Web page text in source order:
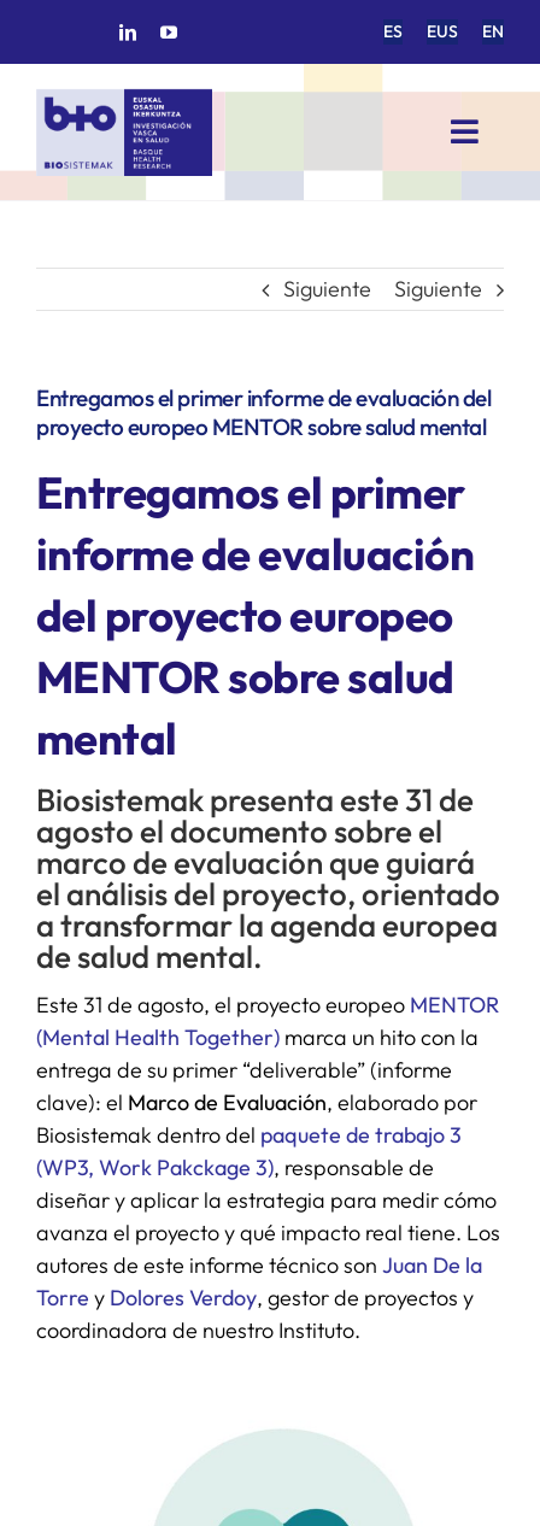
ES EUS EN
Toggle
INICIO
GRUPOS DE INVESTIGACIÓN
PROYECTOS/COLABORACIONES
SERVICIOS
APOYO I+D+I
NOTICIAS
Siguiente Siguiente
Entregamos el primer informe de evaluación del
proyecto europeo MENTOR sobre salud mental
Entregamos el primer
informe de evaluación
del proyecto europeo
MENTOR sobre salud
mental
Biosistemak presenta este 31 de
agosto el documento sobre el
marco de evaluación que guiará
el análisis del proyecto, orientado
a transformar la agenda europea
de salud mental.
Este 31 de agosto, el proyecto europeo MENTOR
(Mental Health Together)marca un hito con la
entrega de su primer “deliverable” (informe
clave): el Marco de Evaluación, elaborado por
Biosistemak dentro del paquete de trabajo 3
(WP3, Work Pakckage 3), responsable de
diseñar y aplicar la estrategia para medir cómo
avanza el proyecto y qué impacto real tiene. Los
autores de este informe técnico son Juan De la
Torre y Dolores Verdoy, gestor de proyectos y
coordinadora de nuestro Instituto.